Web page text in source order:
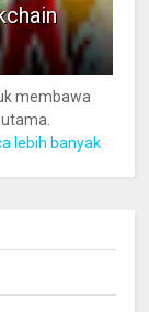
membawa
lebih banyak